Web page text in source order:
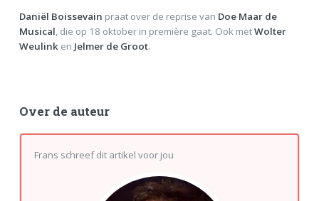
Daniël Boissevain praat over de reprise van Doe Maar de
Musical, die op 18 oktober in première gaat. Ook metWolter
Weulinken Jelmer de Groot.
Over de auteur
Frans schreef dit artikel voor jou